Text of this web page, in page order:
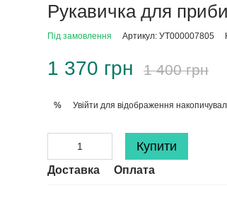
Рукавичка для
Під замовлення Артикул: УТ000007805
1 370 грн 1 400 грн
% Увійти для відображення
Купити
Доставка Оплата